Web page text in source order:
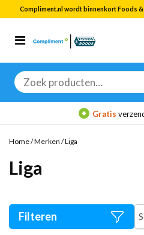
Compliment.nl wordt binnenkort Foods
Zoeken
naar:
Categorieën
Bekijk alle
Gratis
Home/Merken /Liga
Liga
Filteren